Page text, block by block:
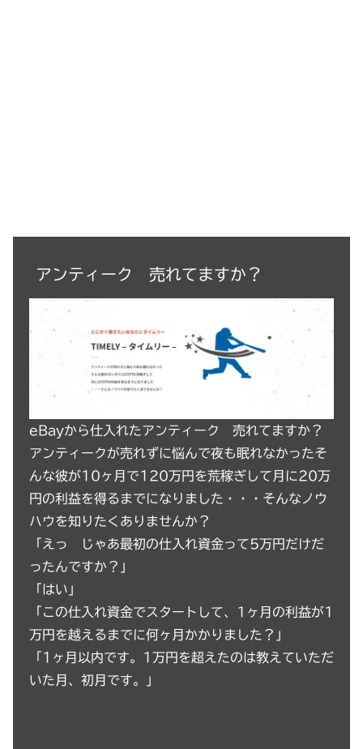
アンティーク 売れてますか？
eBayから仕入れたアンティーク 売れてますか？
アンティークが売れずに悩んで夜も眠れなかったそ
んな彼が10ヶ月で120万円を荒稼ぎして月に20万
円の利益を得るまでになりました・・・そんなノウ
ハウを知りたくありませんか？
「えっ じゃあ最初の仕入れ資金って5万円だけだ
ったんですか？」
「はい」
「この仕入れ資金でスタートして、1ヶ月の利益が1
万円を越えるまでに何ヶ月かかりました？」
「1ヶ月以内です。1万円を超えたのは教えていただ
いた月、初月です。」